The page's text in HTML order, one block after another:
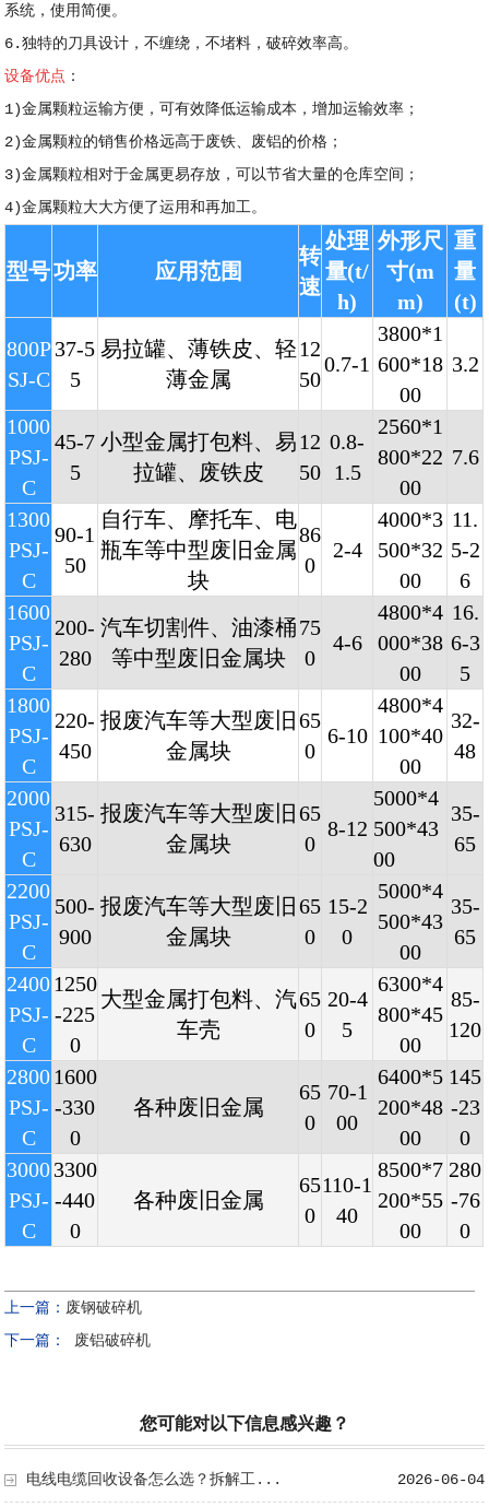
系统，使用简便。
6.独特的刀具设计，不缠绕，不堵料，破碎效率高。
设备优点 ：
1)金属颗粒运输方便，可有效降低运输成本，增加运输效率；
2)金属颗粒的销售价格远高于废铁、废铝的价格；
3)金属颗粒相对于金属更易存放，可以节省大量的仓库空间；
4)金属颗粒大大方便了运用和再加工。
型号功率 应用范围
转
速
处理
量(t/
h)
外形尺
寸(m
m)
重
量
(t)
800P
SJ-C
37-5
5
易拉罐、薄铁皮、轻
薄金属
12
50
0.7-1
3800*1
600*18
00
3.2
1000
PSJ-
C
45-7
5
小型金属打包料、易
拉罐、废铁皮
12
50
0.8-
1.5
2560*1
800*22
00
7.6
1300
PSJ-
C
90-1
50
自行车、摩托车、电
瓶车等中型废旧金属
块
86
0
2-4
4000*3
500*32
00
11.
5-2
6
1600
PSJ-
C
200-
280
汽车切割件、油漆桶
等中型废旧金属块
75
0
4-6
4800*4
000*38
00
16.
6-3
5
1800
PSJ-
C
220-
450
报废汽车等大型废旧
金属块
65
0
6-10
4800*4
100*40
00
32-
48
2000
PSJ-
C
315-
630
报废汽车等大型废旧
金属块
65
0
8-12
5000*4
500*43
00
35-
65
2200
PSJ-
C
500-
900
报废汽车等大型废旧
金属块
65
0
15-2
0
5000*4
500*43
00
35-
65
2400
PSJ-
C
1250
-225
0
大型金属打包料、汽
车壳
65
0
20-4
5
6300*4
800*45
00
85-
120
2800
PSJ-
C
1600
-330
0
各种废旧金属
65
0
70-1
00
6400*5
200*48
00
145
-23
0
3000
PSJ-
C
3300
-440
0
各种废旧金属
65
0
110-1
40
8500*7
200*55
00
280
-76
0
上一篇： 废钢破碎机
下一篇：
废铝破碎机
您可能对以下信息感兴趣？
2026-06-04
电线电缆回收设备怎么选？拆解工...